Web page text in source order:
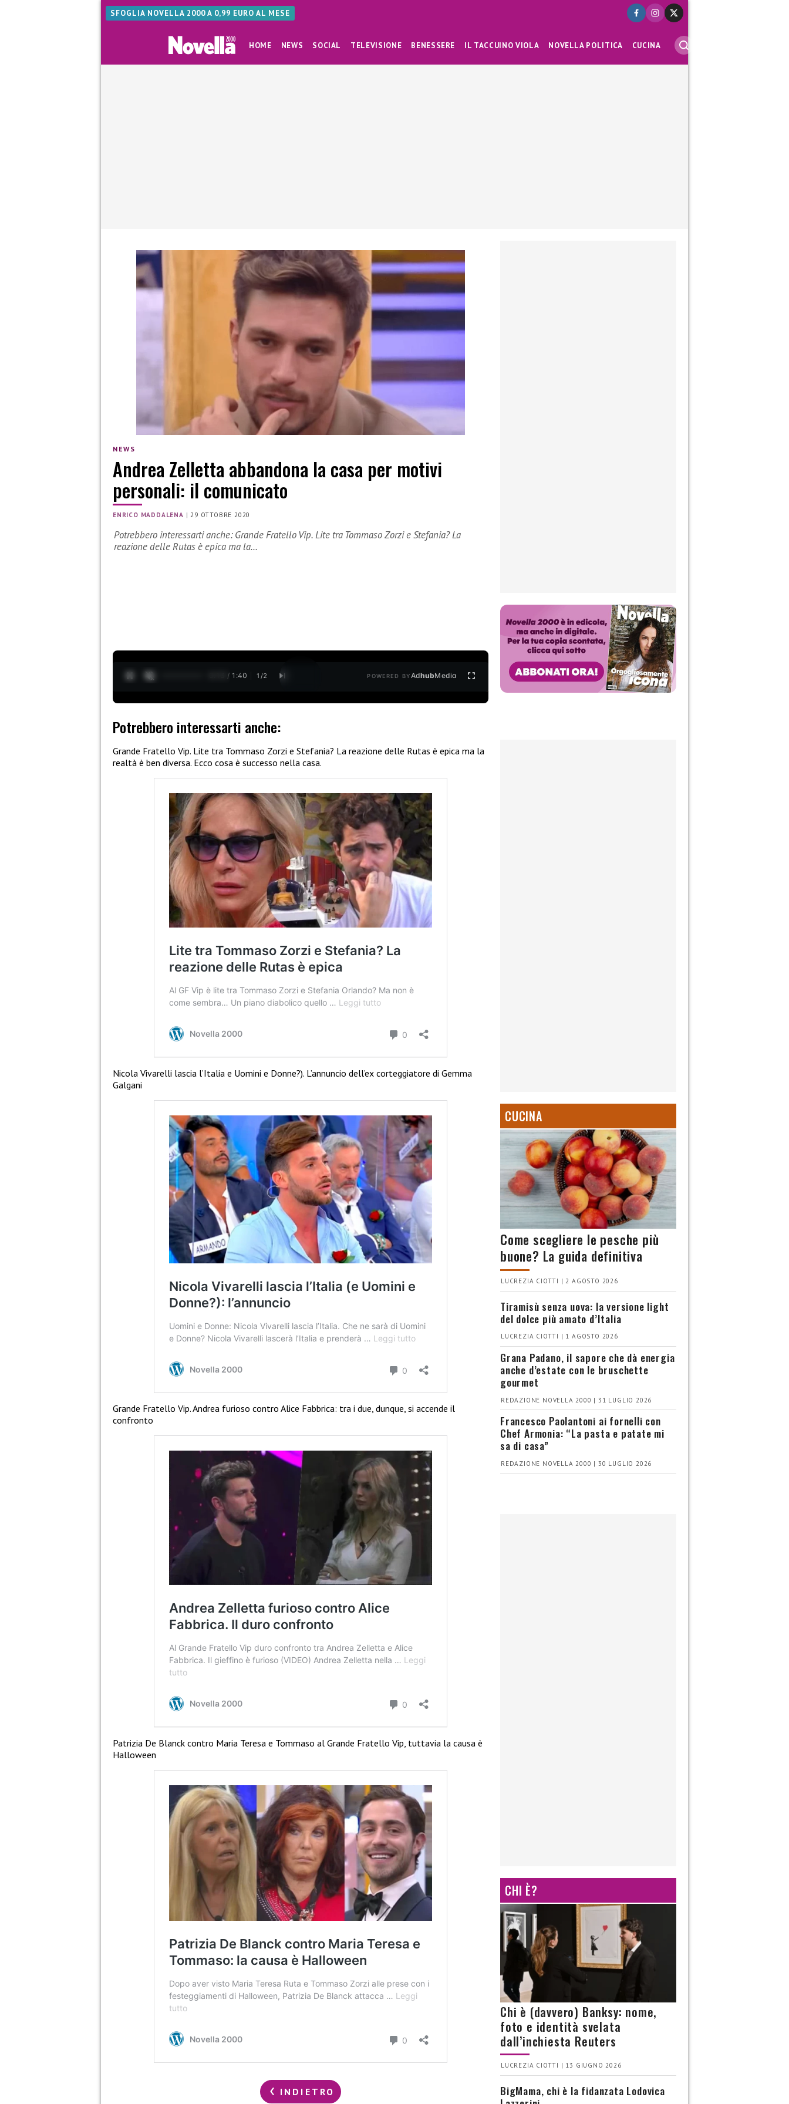
SFOGLIA NOVELLA 2000 A 0,99 EURO AL MESE
HOME NEWS SOCIAL TELEVISIONE BENESSERE IL TACCUINO VIOLA NOVELLA POLITICA CUCINA
NEWS
Andrea Zelletta abbandona la casa per motivi
personali: il comunicato
ENRICO MADDALENA |29 OTTOBRE 2020
Potrebbero interessarti anche: Grande Fratello Vip. Lite tra Tommaso Zorzi e Stefania? La
reazione delle Rutas è epica ma la…
0:14 / 1:40 1 /2 POWERED BYAdhubMedia
Potrebbero interessarti anche:
Grande Fratello Vip. Lite tra Tommaso Zorzi e Stefania? La reazione delle Rutas è epica ma la
realtà è ben diversa. Ecco cosa è successo nella casa.
Nicola Vivarelli lascia l’Italia e Uomini e Donne?). L’annuncio dell’ex corteggiatore di Gemma
Galgani
Grande Fratello Vip. Andrea furioso contro Alice Fabbrica: tra i due, dunque, si accende il
confronto
Patrizia De Blanck contro Maria Teresa e Tommaso al Grande Fratello Vip, tuttavia la causa è
Halloween
INDIETRO
CUCINA
Come scegliere le pesche più
buone? La guida definitiva
LUCREZIA CIOTTI | 2 AGOSTO 2026
Tiramisù senza uova: la versione light
del dolce più amato d’Italia
LUCREZIA CIOTTI | 1 AGOSTO 2026
Grana Padano, il sapore che dà energia
anche d’estate con le bruschette
gourmet
REDAZIONE NOVELLA 2000 | 31 LUGLIO 2026
Francesco Paolantoni ai fornelli con
Chef Armonia: “La pasta e patate mi
sa di casa”
REDAZIONE NOVELLA 2000 | 30 LUGLIO 2026
CHI È?
Chi è (davvero) Banksy: nome,
foto e identità svelata
dall’inchiesta Reuters
LUCREZIA CIOTTI | 13 GIUGNO 2026
BigMama, chi è la fidanzata Lodovica